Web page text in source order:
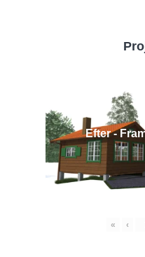
Efter -
« ‹